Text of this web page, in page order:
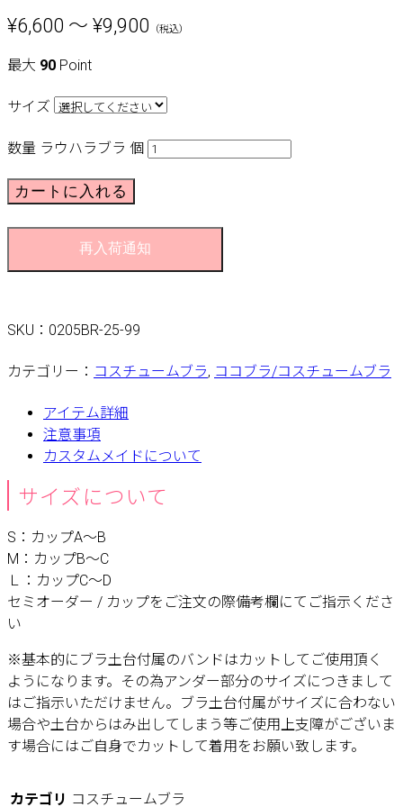
¥6,600 ～ ¥9,900 （税込）
最大 90 Point
サイズ
数量 ラウハラブラ 個
カートに入れる
再入荷通知
SKU： 0205BR-25-99
カテゴリー： コスチュームブラ, ココブラ/コスチュームブラ
アイテム詳細
注意事項
カスタムメイドについて
サイズについて
S：カップA〜B
M：カップB〜C
Ｌ：カップC〜D
セミオーダー / カップをご注文の際備考欄にてご指示くださ
い
※基本的にブラ土台付属のバンドはカットしてご使用頂く
ようになります。その為アンダー部分のサイズにつきまして
はご指示いただけません。ブラ土台付属がサイズに合わない
場合や土台からはみ出してしまう等ご使用上支障がございま
す場合にはご自身でカットして着用をお願い致します。
カテゴリ コスチュームブラ